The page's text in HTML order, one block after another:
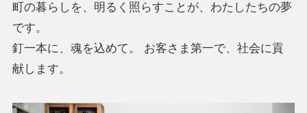
町の暮らしを、明るく照らすことが、わたしたちの夢
です。
釘一本に、魂を込めて。 お客さま第一で、社会に貢
献します。